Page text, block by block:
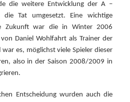
die weitere Entwicklung der A –
Tat umgesetzt. Eine wichtige
Zukunft war die in Winter 2006
Daniel Wohlfahrt als Trainer der
war es, möglichst viele Spieler dieser
also in der Saison 2008/2009 in
Entscheidung wurden auch die